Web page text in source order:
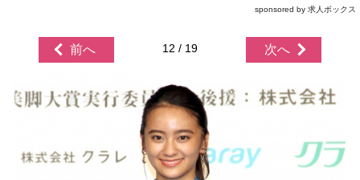
sponsored by 求人ボックス
前へ 12 / 19 次へ